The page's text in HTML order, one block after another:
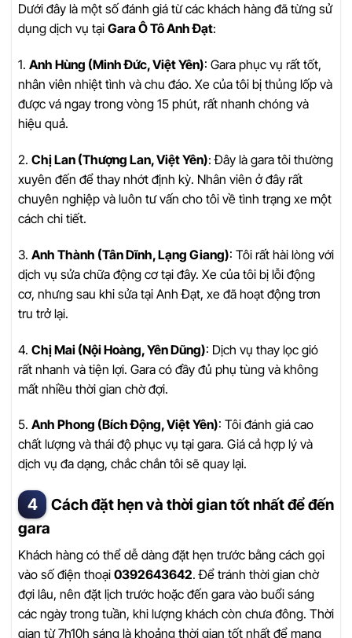
Dưới đây là một số đánh giá từ các khách hàng đã từng sử
dụng dịch vụ tại Gara Ô Tô Anh Đạt:
1. Anh Hùng (Minh Đức, Việt Yên): Gara phục vụ rất tốt,
nhân viên nhiệt tình và chu đáo. Xe của tôi bị thủng lốp và
được vá ngay trong vòng 15 phút, rất nhanh chóng và
hiệu quả.
2. Chị Lan (Thượng Lan, Việt Yên): Đây là gara tôi thường
xuyên đến để thay nhớt định kỳ. Nhân viên ở đây rất
chuyên nghiệp và luôn tư vấn cho tôi về tình trạng xe một
cách chi tiết.
3. Anh Thành (Tân Dĩnh, Lạng Giang): Tôi rất hài lòng với
dịch vụ sửa chữa động cơ tại đây. Xe của tôi bị lỗi động
cơ, nhưng sau khi sửa tại Anh Đạt, xe đã hoạt động trơn
tru trở lại.
4. Chị Mai (Nội Hoàng, Yên Dũng): Dịch vụ thay lọc gió
rất nhanh và tiện lợi. Gara có đầy đủ phụ tùng và không
mất nhiều thời gian chờ đợi.
5. Anh Phong (Bích Động, Việt Yên): Tôi đánh giá cao
chất lượng và thái độ phục vụ tại gara. Giá cả hợp lý và
dịch vụ đa dạng, chắc chắn tôi sẽ quay lại.
Cách đặt hẹn và thời gian tốt nhất để đến
gara
Khách hàng có thể dễ dàng đặt hẹn trước bằng cách gọi
vào số điện thoại 0392643642. Để tránh thời gian chờ
đợi lâu, nên đặt lịch trước hoặc đến gara vào buổi sáng
các ngày trong tuần, khi lượng khách còn chưa đông. Thời
gian từ 7h10h sáng là khoảng thời gian tốt nhất để mang